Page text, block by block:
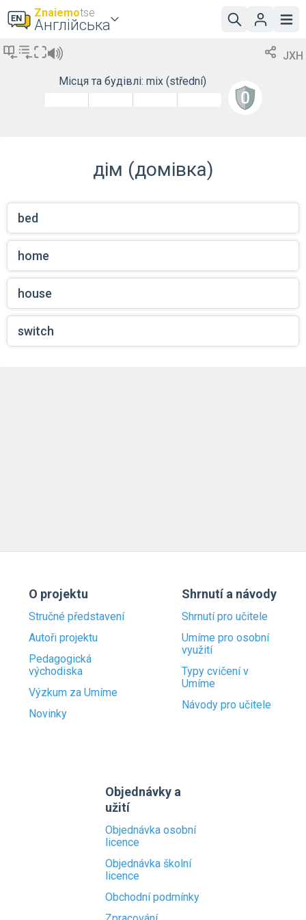
Znaiemotse
Англійська
JXH
Місця та будівлі: mix (střední)
дім (домівка)
bed
home
house
switch
O projektu
Stručné představení
Autoři projektu
Pedagogická
východiska
Výzkum za Umíme
Novinky
Shrnutí a návody
Shrnutí pro učitele
Umíme pro osobní
využití
Typy cvičení v
Umíme
Návody pro učitele
Objednávky a
užití
Objednávka osobní
licence
Objednávka školní
licence
Obchodní podmínky